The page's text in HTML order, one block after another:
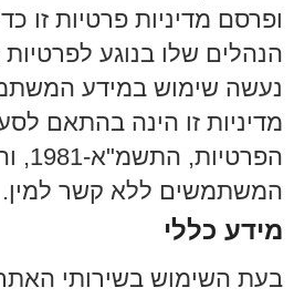
ופרסם מדיניות פרטיות זו
הנהלים שלו בנוגע
נעשה שימוש במידע
המשתמשים ללא קשר למין.
מידע כללי
בעת השימוש בשירותי